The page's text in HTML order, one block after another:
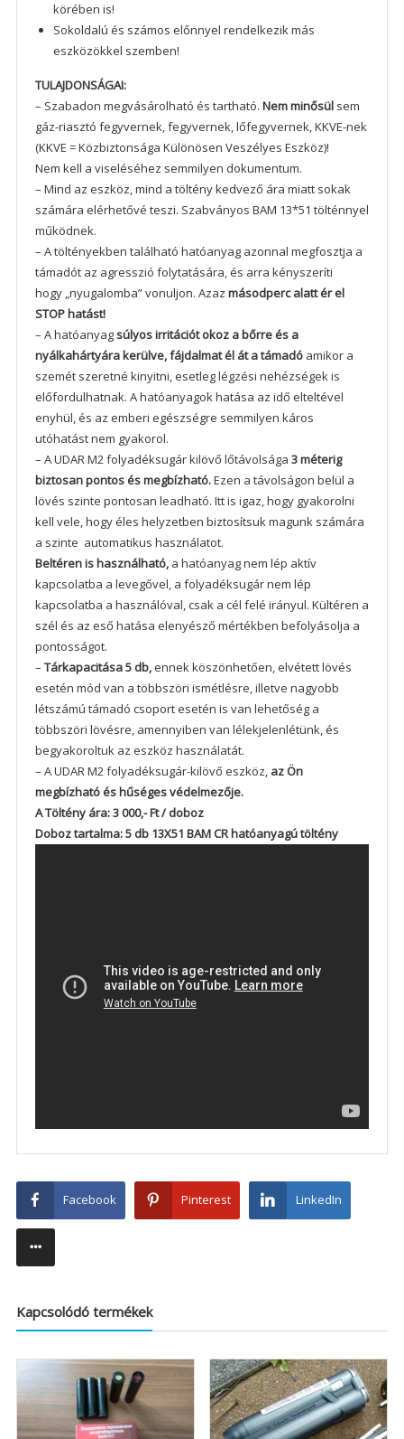
körében is!
Sokoldalú és számos előnnyel rendelkezik más
eszközökkel szemben!
TULAJDONSÁGAI:
– Szabadon megvásárolható és tartható. Nem minősülsem
gáz-riasztó fegyvernek, fegyvernek, lőfegyvernek, KKVE-nek
(KKVE = Közbiztonsága Különösen Veszélyes Eszköz)!
Nem kell a viseléséhez semmilyen dokumentum.
– Mind az eszköz, mind a töltény kedvező ára miatt sokak
számára elérhetővé teszi. Szabványos BAM 13*51 tölténnyel
működnek.
– A töltényekben található hatóanyag azonnal megfosztja a
támadót az agresszió folytatására, és arra kényszeríti
hogy „nyugalomba” vonuljon. Azaz másodperc alatt ér el
STOP hatást!
– A hatóanyagsúlyos irritációt okoz a bőrre és a
nyálkahártyára kerülve, fájdalmat él át a támadóamikor a
szemét szeretné kinyitni, esetleg légzési nehézségek is
előfordulhatnak. A hatóanyagok hatása az idő elteltével
enyhül, és az emberi egészségre semmilyen káros
utóhatást nem gyakorol.
– A UDAR M2 folyadéksugár kilövő lőtávolsága 3 méterig
biztosan pontos és megbízható.Ezen a távolságon belül a
lövés szinte pontosan leadható. Itt is igaz, hogy gyakorolni
kell vele, hogy éles helyzetben biztosítsuk magunk számára
a szinte automatikus használatot.
Beltéren is használható,a hatóanyag nem lép aktív
kapcsolatba a levegővel, a folyadéksugár nem lép
kapcsolatba a használóval, csak a cél felé irányul. Kültéren a
szél és az eső hatása elenyésző mértékben befolyásolja a
pontosságot.
– Tárkapacitása 5 db,ennek köszönhetően, elvétett lövés
esetén mód van a többszöri ismétlésre, illetve nagyobb
létszámú támadó csoport esetén is van lehetőség a
többszöri lövésre, amennyiben van lélekjelenlétünk, és
begyakoroltuk az eszköz használatát.
– A UDAR M2 folyadéksugár-kilövő eszköz, az Ön
megbízható és hűséges védelmezője.
A Töltény ára: 3 000,- Ft / doboz
Doboz tartalma: 5 db 13X51 BAM CR hatóanyagú töltény
Facebook Pinterest LinkedIn
Kapcsolódó termékek